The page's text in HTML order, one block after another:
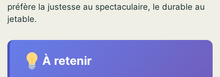
préfère la justesse au spectaculaire, le durable au
jetable.
À retenir